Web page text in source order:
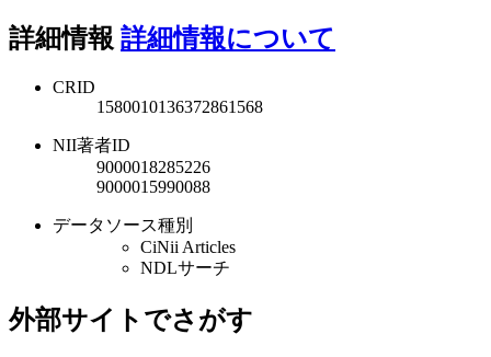
詳細情報 詳細情報について
CRID
1580010136372861568
NII著者ID
9000018285226
9000015990088
データソース種別
CiNii Articles
NDLサーチ
外部サイトでさがす